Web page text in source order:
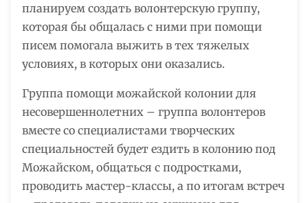
планируем создать волонтерскую группу,
которая бы общалась с ними при помощи
писем помогала выжить в тех тяжелых
условиях, в которых они оказались.
Группа помощи можайской колонии для
несовершеннолетних – группа волонтеров
вместе со специалистами творческих
специальностей будет ездить в колонию под
Можайском, общаться с подростками,
проводить мастер-классы, а по итогам встреч